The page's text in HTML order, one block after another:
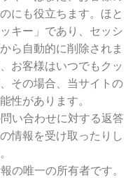
にも役立ちます。ほと
キー」であり、セッシ
ら自動的に削除されま
お客様はいつでもクッ
その場合、当サイトの
性があります。
い合わせに対する返答
情報を受け取ったりし
の唯一の所有者です。